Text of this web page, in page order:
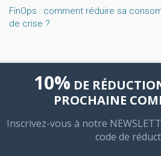
FinOps : comment réduire sa
de crise ?
10% DE
PROCHAINE
Inscrivez-vous à notre
code de